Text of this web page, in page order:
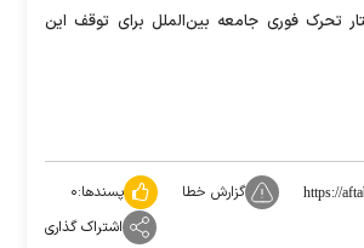
تحرک فوری جامعه بین‌الملل برای توقف این
https:// گزارش خطا پسندها:۰
اشتراک گذاری